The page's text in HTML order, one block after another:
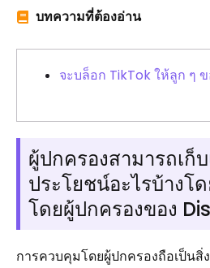
บทความที่ต้องอ่าน
จะบล็อก TikTok ให้ลูก ๆ
ผู้ปกครองสามารถเก็
ประโยชน์อะไรบ้างโ
โดยผู้ปกครองของ
การควบคุมโดยผู้ปกครองถือเป็นสิ่